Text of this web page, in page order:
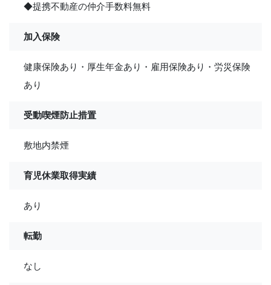
◆提携不動産の仲介手数料無料
加入保険
健康保険あり・厚生年金あり・雇用保険あり・労災保険
あり
受動喫煙防止措置
敷地内禁煙
育児休業取得実績
あり
転勤
なし